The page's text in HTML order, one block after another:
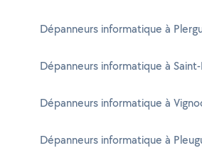
Dépanneurs informatique à
Dépanneurs informatique à
Dépanneurs informatique à
Dépanneurs informatique à